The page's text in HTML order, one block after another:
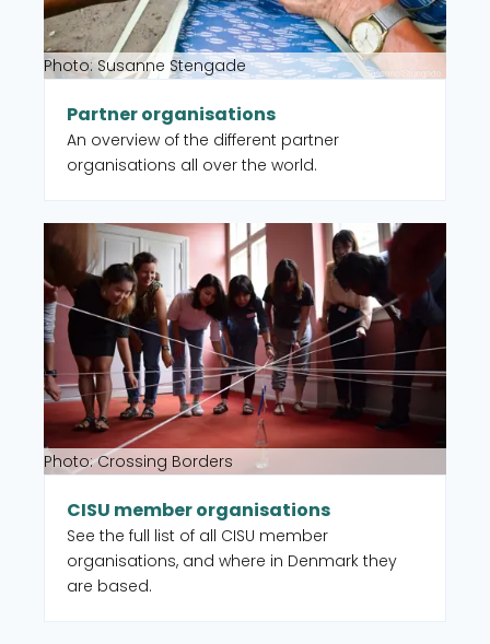
Photo: Susanne Stengade
Partner organisations
An overview of the different partner
organisations all over the world.
Photo: Crossing Borders
CISU member organisations
See the full list of all CISU member
organisations, and where in Denmark they
are based.
Read more about CISU member organisations